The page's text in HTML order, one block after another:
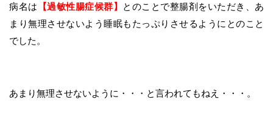
病名は 【過敏性腸症候群】
とのことで整腸剤をいただき、あ
まり無理させないよう睡眠もたっぷりさせるようにとのこと
でした。
あまり無理させないように・・・と言われてもねえ・・・。